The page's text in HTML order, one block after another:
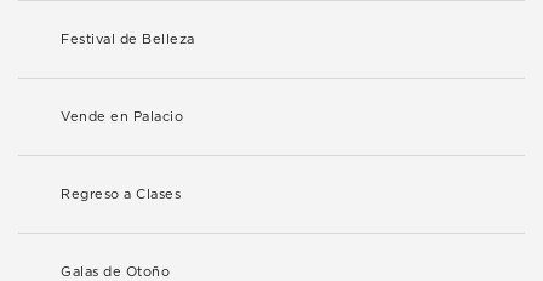
Festival de Belleza
Vende en Palacio
Regreso a Clases
Galas de Otoño